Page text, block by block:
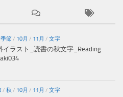
季節/ 10月 / 11月 / 文字
イラスト_読書の秋文字_Reading
/ 秋 / 10月 / 11月 / 文字